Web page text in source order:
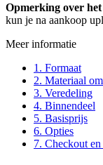
Opmerking over
kun je na aankoop
Meer informatie
1. Formaat
2. Materiaal
3. Veredeling
4. Binnendeel
5. Basisprijs
6. Opties
7. Checkout